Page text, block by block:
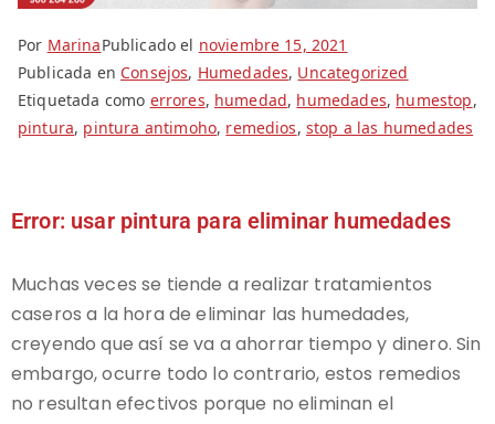
Por MarinaPublicado el noviembre 15, 2021
Publicada en Consejos, Humedades, Uncategorized
Etiquetada como errores, humedad, humedades, humestop,
pintura, pintura antimoho, remedios, stop a las humedades
Error: usar pintura para eliminar humedades
Muchas veces se tiende a realizar tratamientos
caseros a la hora de eliminar las humedades,
creyendo que así se va a ahorrar tiempo y dinero. Sin
embargo, ocurre todo lo contrario, estos remedios
no resultan efectivos porque no eliminan el